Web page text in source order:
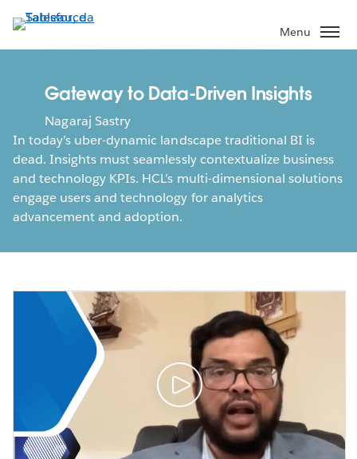
Pular
para
o
principal
Menu
Gateway to Data-Driven Insights
Nagaraj Sastry
In today’s uber-dynamic landscape traditional BI is
dead. Insights must seamlessly contextualize business
and technology KPIs. HCL’s multi-dimensional solutions
engage users and technology for analytics
advancement and adoption.